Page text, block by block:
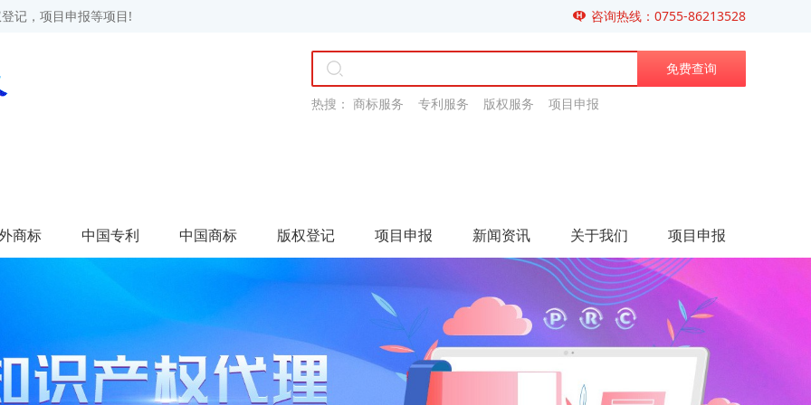
记，项目申报等项目! 咨询热线：0755-86213528
免费查询
热搜： 商标服务 专利服务 版权服务 项目申报
商标 中国专利 中国商标 版权登记 项目申报 新闻资讯 关于我们 项目申报